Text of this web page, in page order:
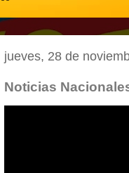
jueves, 28 de
Noticias